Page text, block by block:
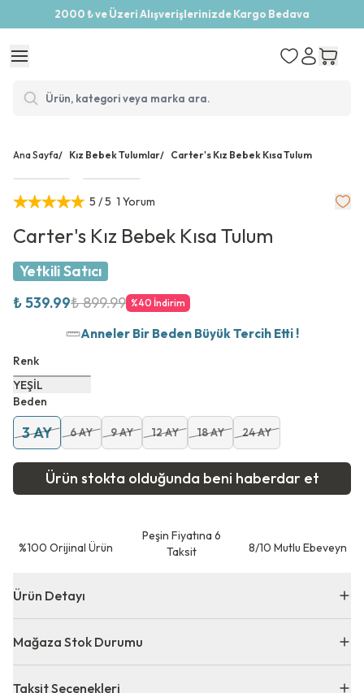
2000 ₺ ve Üzeri Alışverişlerinizde Kargo Bedava
Ana Sayfa/ Kız Bebek Tulumlar/ Carter's Kız Bebek Kısa Tulum
5 / 5 1 Yorum
Carter's Kız Bebek Kısa Tulum
Yetkili Satıcı
₺ 539.99₺ 899.99 %40 İndirim
Anneler Bir Beden Büyük Tercih Etti !
Renk
YEŞİL
Beden
3 AY 6 AY 9 AY 12 AY 18 AY 24 AY
Ürün stokta olduğunda beni haberdar et
⁠%100 Orijinal Ürün
Peşin Fiyatına 6
Taksit
8/10 Mutlu Ebeveyn
Ürün Detayı
Mağaza Stok Durumu
Taksit Seçenekleri